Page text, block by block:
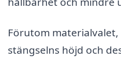
Förutom
stängselns höjd och